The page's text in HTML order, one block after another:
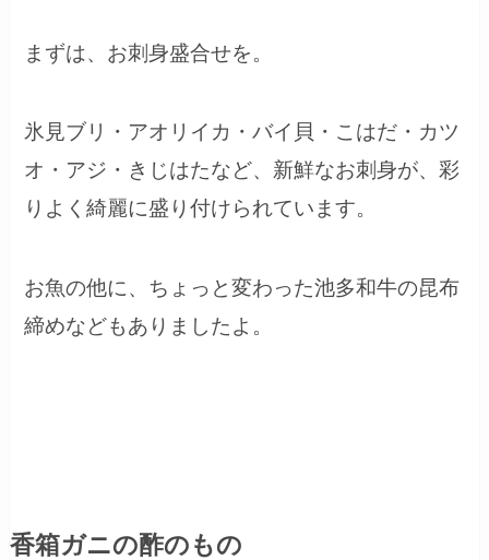
まずは、お刺身盛合せを。
氷見ブリ・アオリイカ・バイ貝・こはだ・カツ
オ・アジ・きじはたなど、新鮮なお刺身が、彩
りよく綺麗に盛り付けられています。
お魚の他に、ちょっと変わった池多和牛の昆布
締めなどもありましたよ。
香箱ガニの酢のもの